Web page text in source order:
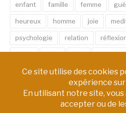
enfant famille femme
heureux homme joie
psychologie relation
santé sexe soin spirituel
vie âme émotion énergie